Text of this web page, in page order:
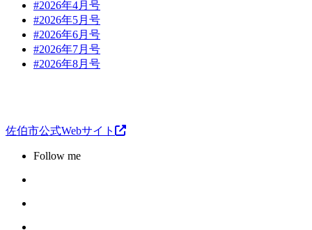
#2026年4月号
#2026年5月号
#2026年6月号
#2026年7月号
#2026年8月号
佐伯市公式Webサイト
Follow me